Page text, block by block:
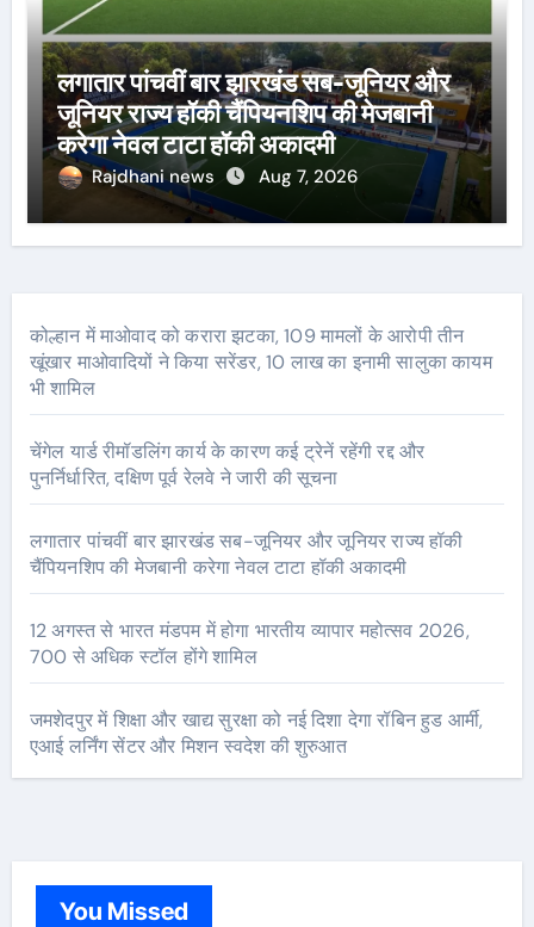
लगातार पांचवीं बार झारखंड सब-जूनियर और
जूनियर राज्य हॉकी चैंपियनशिप की मेजबानी
करेगा नेवल टाटा हॉकी अकादमी
Rajdhani news Aug 7, 2026
कोल्हान में माओवाद को करारा झटका, 109 मामलों के आरोपी तीन
खूंखार माओवादियों ने किया सरेंडर, 10 लाख का इनामी सालुका कायम
भी शामिल
चेंगेल यार्ड रीमॉडलिंग कार्य के कारण कई ट्रेनें रहेंगी रद्द और
पुनर्निर्धारित, दक्षिण पूर्व रेलवे ने जारी की सूचना
लगातार पांचवीं बार झारखंड सब-जूनियर और जूनियर राज्य हॉकी
चैंपियनशिप की मेजबानी करेगा नेवल टाटा हॉकी अकादमी
12 अगस्त से भारत मंडपम में होगा भारतीय व्यापार महोत्सव 2026,
700 से अधिक स्टॉल होंगे शामिल
जमशेदपुर में शिक्षा और खाद्य सुरक्षा को नई दिशा देगा रॉबिन हुड आर्मी,
एआई लर्निंग सेंटर और मिशन स्वदेश की शुरुआत
You Missed